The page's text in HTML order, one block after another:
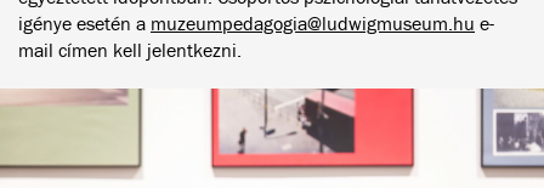
igénye esetén a muzeumpedagogia@ludwigmuseum.hu e-
mail címen kell jelentkezni.